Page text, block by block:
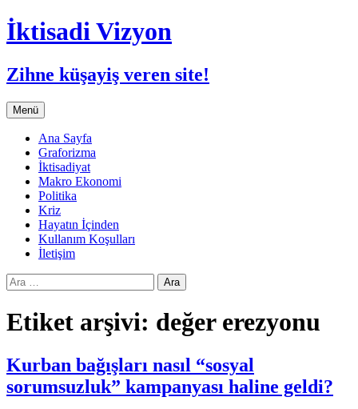
İktisadi Vizyon
Zihne küşayiş veren site!
Menü İçeriğe
atla
Ana Sayfa
Graforizma
İktisadiyat
Makro Ekonomi
Politika
Kriz
Hayatın İçinden
Kullanım Koşulları
İletişim
Arama:
Etiket arşivi: değer erezyonu
Kurban bağışları nasıl “sosyal
sorumsuzluk” kampanyası haline geldi?